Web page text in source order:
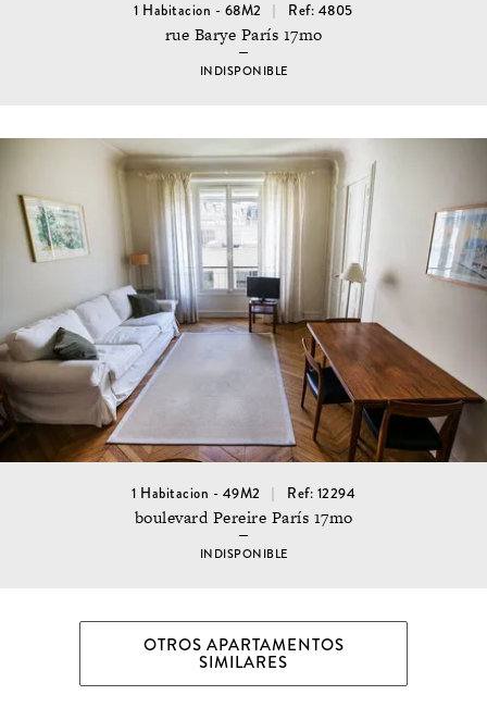
1 Habitacion - 68M2 Ref: 4805
rue Barye París 17mo
INDISPONIBLE
1 Habitacion - 49M2 Ref: 12294
boulevard Pereire París 17mo
INDISPONIBLE
OTROS APARTAMENTOS
SIMILARES